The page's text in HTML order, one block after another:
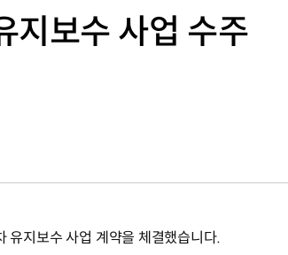
지보수 사업 수주
유지보수 사업 계약을 체결했습니다.